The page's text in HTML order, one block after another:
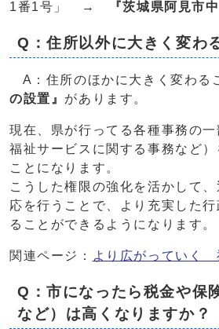
1番1号」 →
『茨城県阿見市
Q：住所以外に大きく変わ
A：住所のほかに大きく変わる
の設置』 があります。
現在、県が行ってる各種事務の
福祉サービスに関する事務など）
ことになります。
こうした権限の強化を活かして
応を行うことで、より充実した
ることができるようになります。
関連ページ： より広がっていく
Q：市になったら税金や保
など）は高くなりますか？